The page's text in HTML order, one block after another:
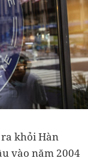
khỏi Hàn
vào năm 2004